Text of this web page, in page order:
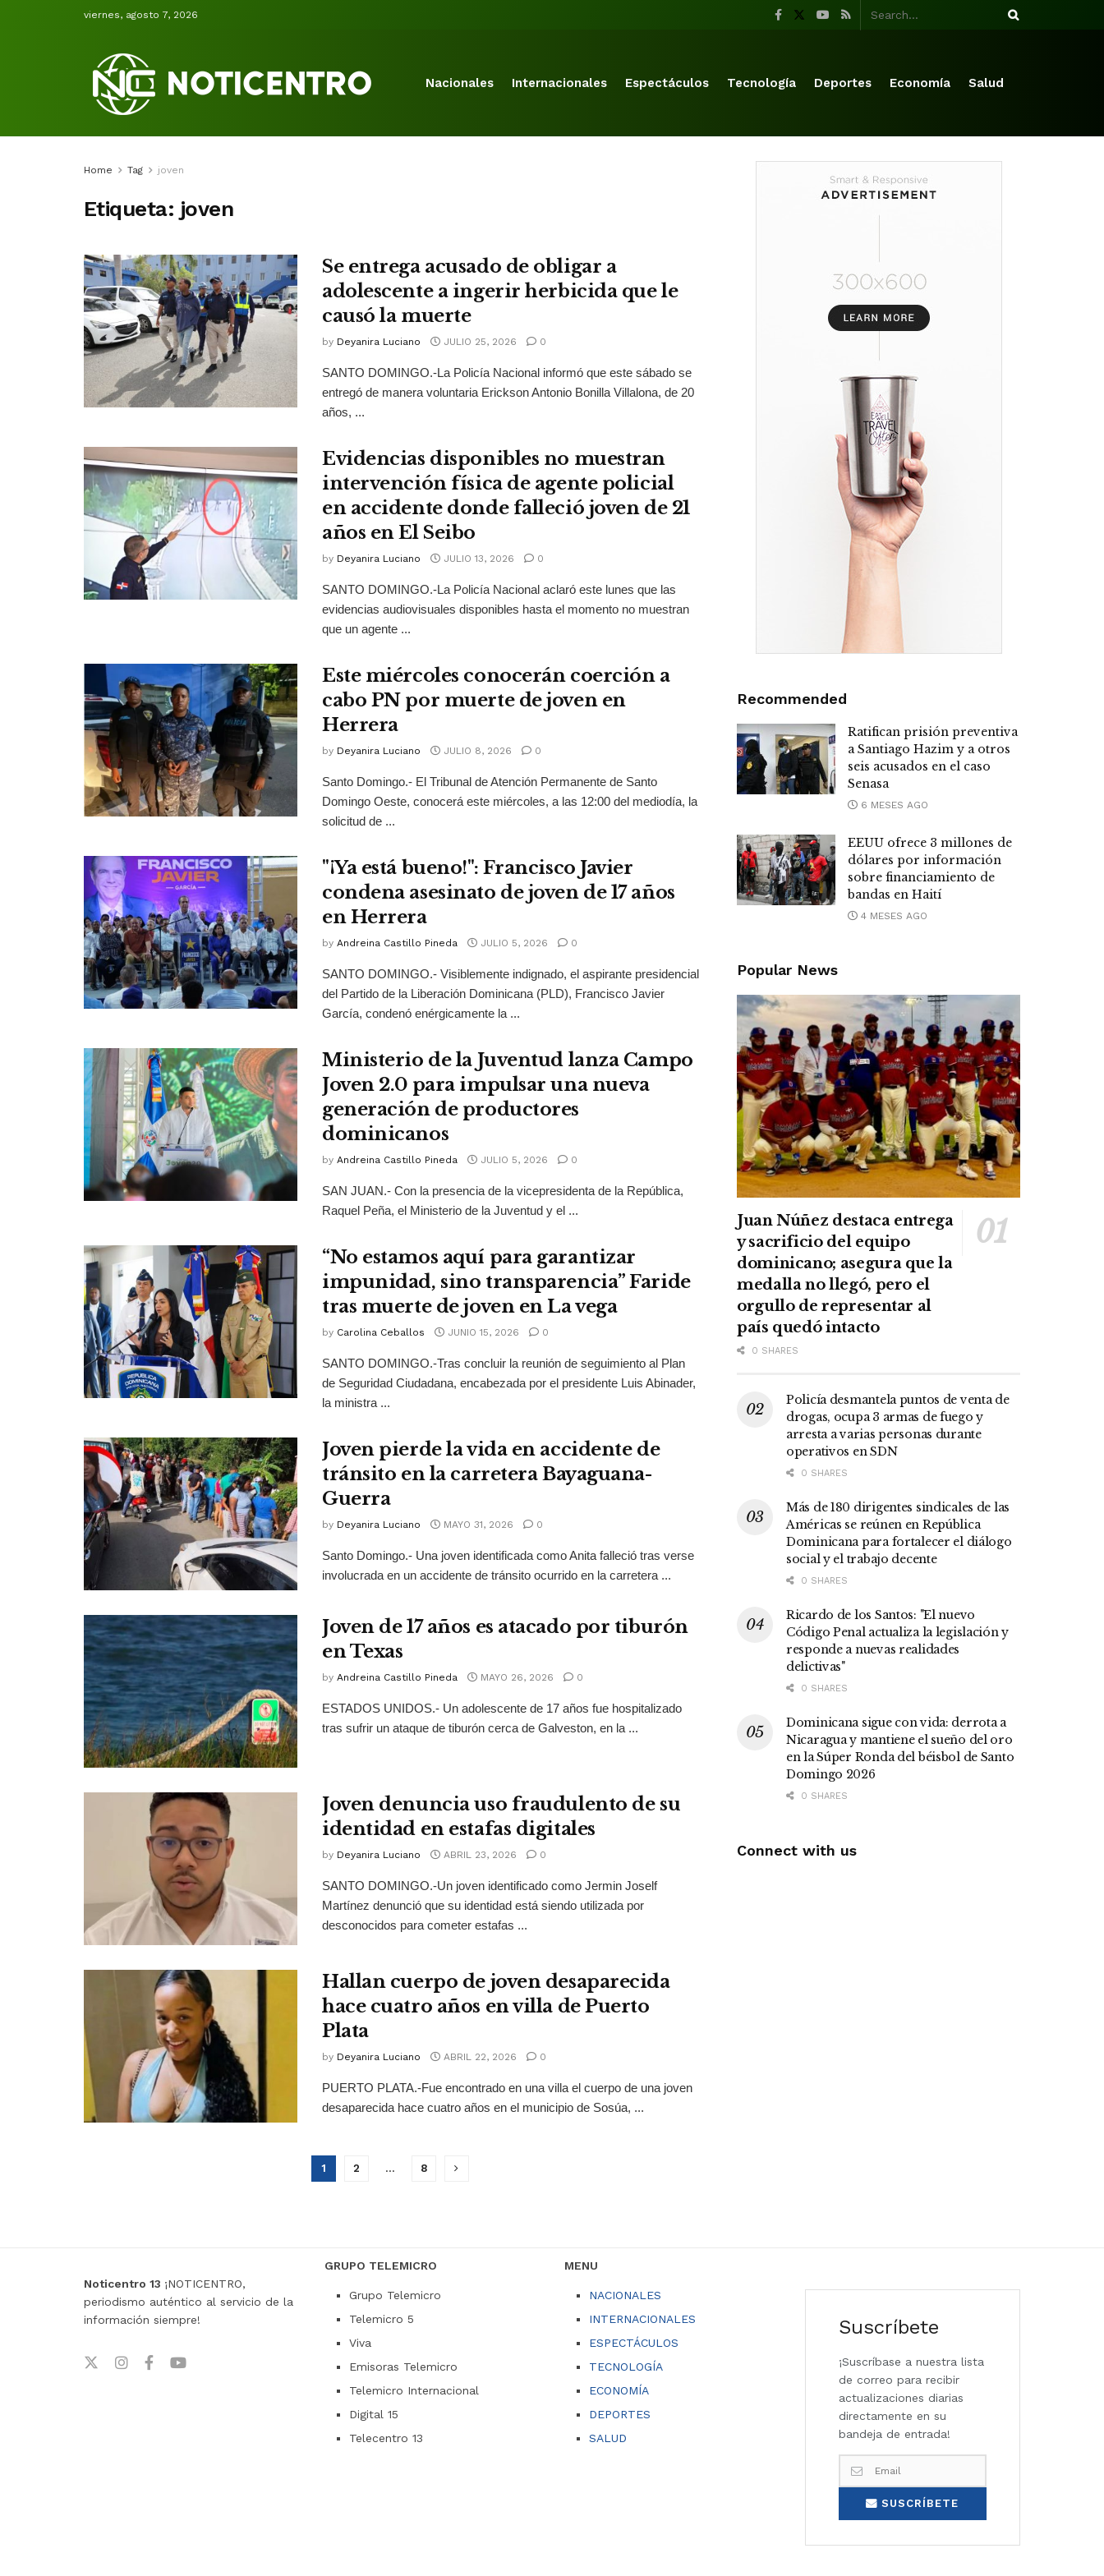
viernes, agosto 7, 2026
Nacionales Internacionales Espectáculos Tecnología Deportes Economía Salud
Home Tag joven
Etiqueta: joven
Se entrega acusado de obligar a
adolescente a ingerir herbicida que le
causó la muerte
by Deyanira Luciano JULIO 25, 2026 0
SANTO DOMINGO.-La Policía Nacional informó que este sábado se
entregó de manera voluntaria Erickson Antonio Bonilla Villalona, de 20
años, ...
Evidencias disponibles no muestran
intervención física de agente policial
en accidente donde falleció joven de 21
años en El Seibo
by Deyanira Luciano JULIO 13, 2026 0
SANTO DOMINGO.-La Policía Nacional aclaró este lunes que las
evidencias audiovisuales disponibles hasta el momento no muestran
que un agente ...
Este miércoles conocerán coerción a
cabo PN por muerte de joven en
Herrera
by Deyanira Luciano JULIO 8, 2026 0
Santo Domingo.- El Tribunal de Atención Permanente de Santo
Domingo Oeste, conocerá este miércoles, a las 12:00 del mediodía, la
solicitud de ...
"¡Ya está bueno!": Francisco Javier
condena asesinato de joven de 17 años
en Herrera
by Andreina Castillo Pineda JULIO 5, 2026 0
SANTO DOMINGO.- Visiblemente indignado, el aspirante presidencial
del Partido de la Liberación Dominicana (PLD), Francisco Javier
García, condenó enérgicamente la ...
Ministerio de la Juventud lanza Campo
Joven 2.0 para impulsar una nueva
generación de productores
dominicanos
by Andreina Castillo Pineda JULIO 5, 2026 0
SAN JUAN.- Con la presencia de la vicepresidenta de la República,
Raquel Peña, el Ministerio de la Juventud y el ...
“No estamos aquí para garantizar
impunidad, sino transparencia” Faride
tras muerte de joven en La vega
by Carolina Ceballos JUNIO 15, 2026 0
SANTO DOMINGO.-Tras concluir la reunión de seguimiento al Plan
de Seguridad Ciudadana, encabezada por el presidente Luis Abinader,
la ministra ...
Joven pierde la vida en accidente de
tránsito en la carretera Bayaguana-
Guerra
by Deyanira Luciano MAYO 31, 2026 0
Santo Domingo.- Una joven identificada como Anita falleció tras verse
involucrada en un accidente de tránsito ocurrido en la carretera ...
Joven de 17 años es atacado por tiburón
en Texas
by Andreina Castillo Pineda MAYO 26, 2026 0
ESTADOS UNIDOS.- Un adolescente de 17 años fue hospitalizado
tras sufrir un ataque de tiburón cerca de Galveston, en la ...
Joven denuncia uso fraudulento de su
identidad en estafas digitales
by Deyanira Luciano ABRIL 23, 2026 0
SANTO DOMINGO.-Un joven identificado como Jermin Joself
Martínez denunció que su identidad está siendo utilizada por
desconocidos para cometer estafas ...
Hallan cuerpo de joven desaparecida
hace cuatro años en villa de Puerto
Plata
by Deyanira Luciano ABRIL 22, 2026 0
PUERTO PLATA.-Fue encontrado en una villa el cuerpo de una joven
desaparecida hace cuatro años en el municipio de Sosúa, ...
1 2 … 8
Recommended
Ratifican prisión preventiva
a Santiago Hazim y a otros
seis acusados en el caso
Senasa
6 MESES AGO
EEUU ofrece 3 millones de
dólares por información
sobre financiamiento de
bandas en Haití
4 MESES AGO
Popular News
Juan Núñez destaca entrega
y sacrificio del equipo
dominicano; asegura que la
medalla no llegó, pero el
orgullo de representar al
país quedó intacto
0 SHARES
Policía desmantela puntos de venta de
drogas, ocupa 3 armas de fuego y
arresta a varias personas durante
operativos en SDN
0 SHARES
Más de 180 dirigentes sindicales de las
Américas se reúnen en República
Dominicana para fortalecer el diálogo
social y el trabajo decente
0 SHARES
Ricardo de los Santos: "El nuevo
Código Penal actualiza la legislación y
responde a nuevas realidades
delictivas"
0 SHARES
Dominicana sigue con vida: derrota a
Nicaragua y mantiene el sueño del oro
en la Súper Ronda del béisbol de Santo
Domingo 2026
0 SHARES
Connect with us
Noticentro 13 ¡NOTICENTRO,
periodismo auténtico al servicio de la
información siempre!
GRUPO TELEMICRO
Grupo Telemicro
Telemicro 5
Viva
Emisoras Telemicro
Telemicro Internacional
Digital 15
Telecentro 13
MENU
NACIONALES
INTERNACIONALES
ESPECTÁCULOS
TECNOLOGÍA
ECONOMÍA
DEPORTES
SALUD
Suscríbete
¡Suscríbase a nuestra lista
de correo para recibir
actualizaciones diarias
directamente en su
bandeja de entrada!
SUSCRÍBETE